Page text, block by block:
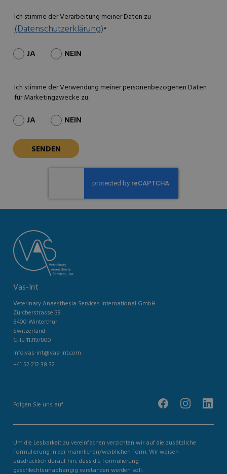
Ich stimme der Verarbeitung meiner Daten zu
(Datenschutzerklärung)*
JA NEIN
Ich stimme der Verwendung meiner personenbezogenen Daten
für Marketingzwecke zu.
JA NEIN
Vas-Int
Veterinary Anaesthesia Services International GmbH
Zürcherstrasse 39
8400 Winterthur
Switzerland
CHE-113197800
info.vas-int@vas-int.com
+41 52 212 38 32
Folgen Sie uns auf
Um die Lesbarkeit zu vereinfachen verzichten wir auf die zusätzliche
Formulierung in der männlichen/weiblichen Form. Wir weisen
ausdrücklich darauf hin, dass die Formulierung
geschlechtsunabhängig verstanden werden soll.